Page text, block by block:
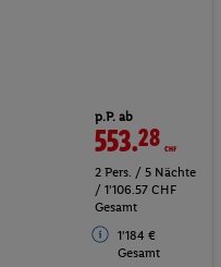
p.P. ab
553.28CHF
2 Pers. / 5 Nächte
/ 1'106.57 CHF
Gesamt
1'184 €
Gesamt